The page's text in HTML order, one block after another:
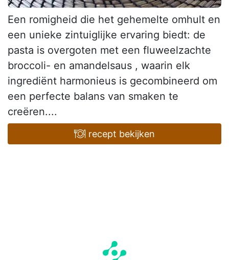
Een romigheid die het gehemelte omhult en
een unieke zintuiglijke ervaring biedt: de
pasta is overgoten met een fluweelzachte
broccoli- en amandelsaus , waarin elk
ingrediënt harmonieus is gecombineerd om
een perfecte balans van smaken te
creëren....
recept bekijken